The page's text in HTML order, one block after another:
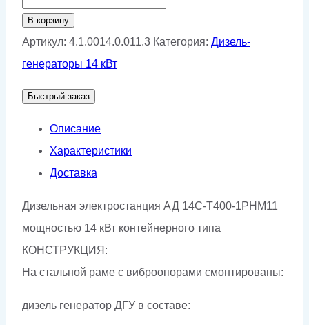
товара
Дизельный
генератор
Т400-
1РНМ11
В корзину
Артикул: 4.1.0014.0.011.3 Категория: Дизель-
генераторы 14 кВт
Быстрый заказ
Описание
Характеристики
Доставка
Дизельная электростанция АД 14С-Т400-1РНМ11
мощностью 14 кВт контейнерного типа
КОНСТРУКЦИЯ:
На стальной раме с виброопорами смонтированы:
дизель генератор ДГУ в составе: